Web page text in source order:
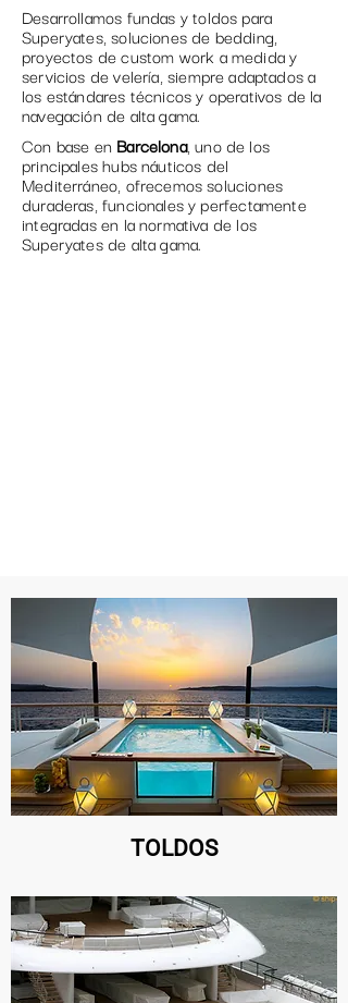
Desarrollamos fundas ytoldospara
Superyates, soluciones de bedding,
proyectos decustom work a medida y
servicios develería, siempre adaptados a
los estándares técnicos y operativos de la
navegación de alta gama.
Con base en Barcelona, uno de los
principales hubs náuticos del
Mediterráneo, ofrecemos soluciones
duraderas, funcionales y perfectamente
integradas en la normativa de los
Superyates de alta gama.
TOLDOS